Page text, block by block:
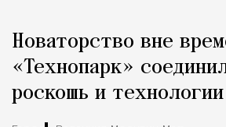
Новаторство вне
«Технопарк»
роскошь и